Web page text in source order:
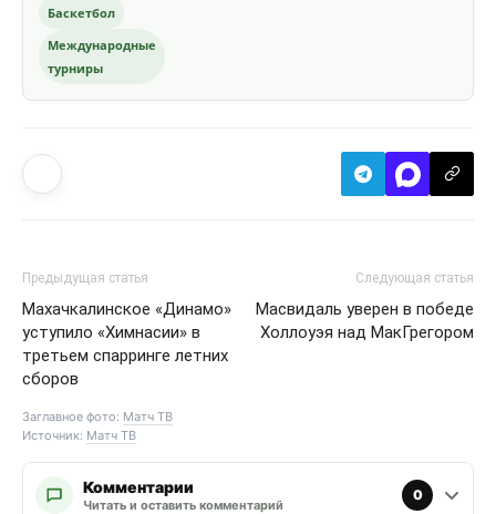
Баскетбол
Международные
турниры
Предыдущая статья
Махачкалинское «Динамо»
уступило «Химнасии» в
третьем спарринге летних
сборов
Следующая статья
Масвидаль уверен в победе
Холлоуэя над МакГрегором
Заглавное фото: Матч ТВ
Источник: Матч ТВ
Комментарии
Читать и оставить комментарий
0